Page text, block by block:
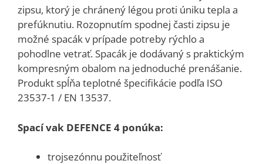
zipsu, ktorý je chránený légou proti úniku tepla a
prefúknutiu. Rozopnutím spodnej časti zipsu je
možné spacák v prípade potreby rýchlo a
pohodlne vetrať. Spacák je dodávaný s praktickým
kompresným obalom na jednoduché prenášanie.
Produkt spĺňa teplotné špecifikácie podľa ISO
23537-1 / EN 13537.
Spací vak DEFENCE 4 ponúka:
trojsezónnu použiteľnosť